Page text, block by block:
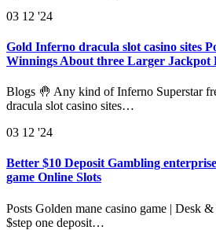
03 12 '24
Gold Inferno dracula slot casino sites
Winnings About three Larger Jackpot
Blogs 🤚 Any kind of Inferno Superstar
dracula slot casino sites…
03 12 '24
Better $10 Deposit Gambling
game Online Slots
Posts Golden mane casino game | Desk
$step one deposit…